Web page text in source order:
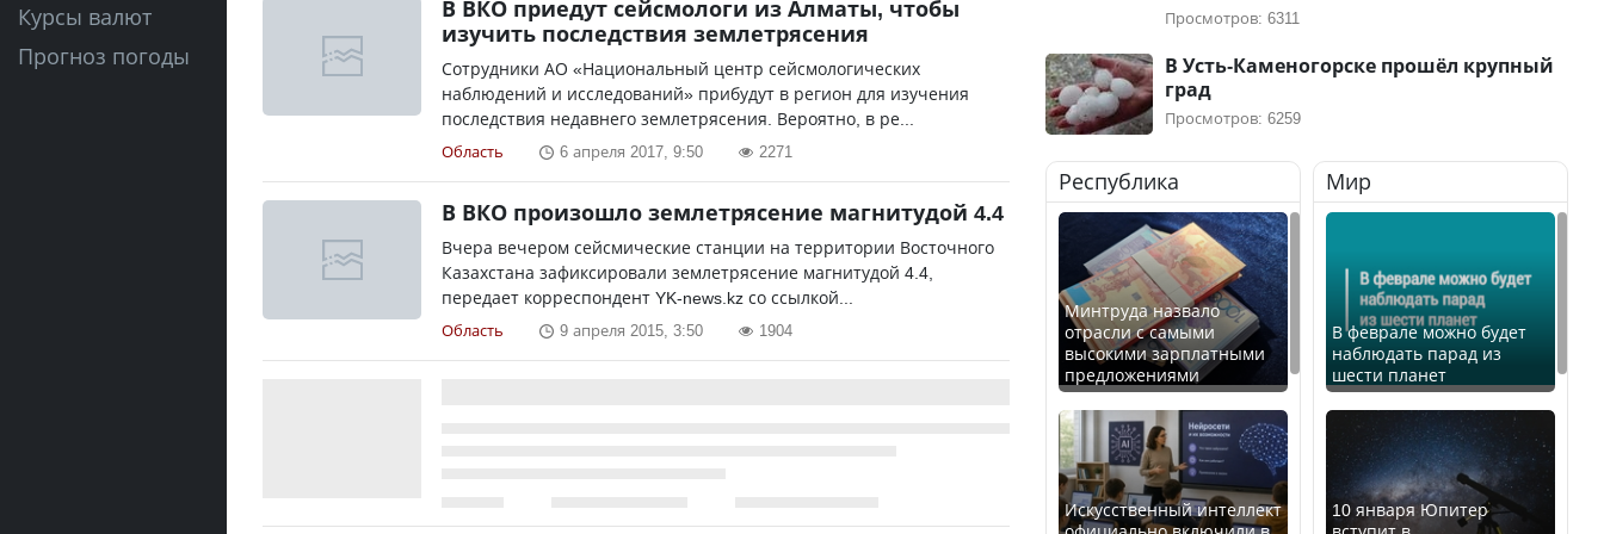
Курсы валют
Прогноз погоды
В ВКО приедут сейсмологи из Алматы, чтобы
изучить последствия землетрясения
Сотрудники АО «Национальный центр сейсмологических
наблюдений и исследований» прибудут в регион для изучения
последствия недавнего землетрясения. Вероятно, в ре...
Область 6 апреля 2017, 9:50 2271
В ВКО произошло землетрясение магнитудой 4.4
Вчера вечером сейсмические станции на территории Восточного
Казахстана зафиксировали землетрясение магнитудой 4.4,
передает корреспондент YK-news.kz со ссылкой...
Область 9 апреля 2015, 3:50 1904
Просмотров: 6311
В Усть-Каменогорске прошёл крупный
град
Просмотров: 6259
Республика
Минтруда назвало
отрасли с самыми
высокими зарплатными
предложениями
Искусственный интеллект
Мир
В феврале можно будет
наблюдать парад из
шести планет
10 января Юпитер